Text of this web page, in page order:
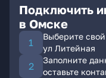
Подключить
в Омске
Выберите
ул Литейная
Заполните
оставьте